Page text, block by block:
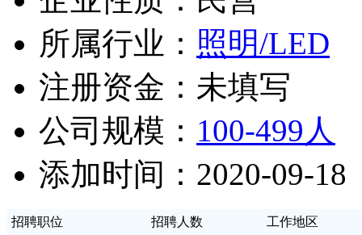
所属行业： 照明/LED
注册资金：未填写
公司规模： 100-499人
添加时间：2020-09-18
招聘职位 招聘人数
工作地区